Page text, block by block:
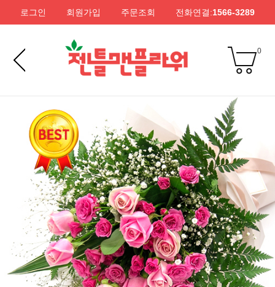
로그인 회원가입 주문조회 전화연결:1566-3289
0